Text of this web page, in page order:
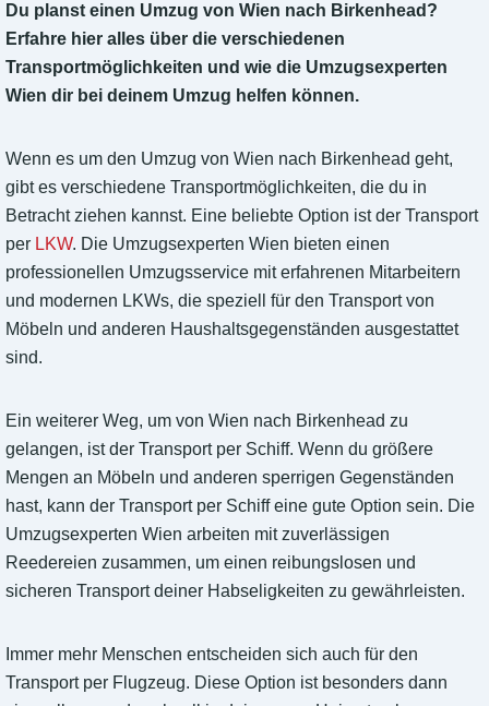
Du planst einen Umzug von Wien nach Birkenhead?
Erfahre hier alles über die verschiedenen
Transportmöglichkeiten und wie die Umzugsexperten
Wien dir bei deinem Umzug helfen können.
Wenn es um den Umzug von Wien nach Birkenhead geht,
gibt es verschiedene Transportmöglichkeiten, die du in
Betracht ziehen kannst. Eine beliebte Option ist der Transport
per LKW. Die Umzugsexperten Wien bieten einen
professionellen Umzugsservice mit erfahrenen Mitarbeitern
und modernen LKWs, die speziell für den Transport von
Möbeln und anderen Haushaltsgegenständen ausgestattet
sind.
Ein weiterer Weg, um von Wien nach Birkenhead zu
gelangen, ist der Transport per Schiff. Wenn du größere
Mengen an Möbeln und anderen sperrigen Gegenständen
hast, kann der Transport per Schiff eine gute Option sein. Die
Umzugsexperten Wien arbeiten mit zuverlässigen
Reedereien zusammen, um einen reibungslosen und
sicheren Transport deiner Habseligkeiten zu gewährleisten.
Immer mehr Menschen entscheiden sich auch für den
Transport per Flugzeug. Diese Option ist besonders dann